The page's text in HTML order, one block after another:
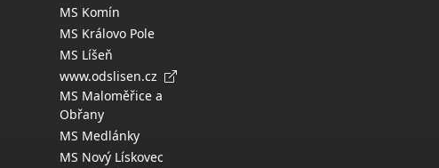
MS Komín
MS Královo Pole
MS Líšeň
www.odslisen.cz
MS Maloměřice a
Obřany
MS Medlánky
MS Nový Lískovec